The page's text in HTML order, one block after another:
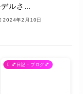
ルさ...
2024年2月10日
💕日記・ブログ💕